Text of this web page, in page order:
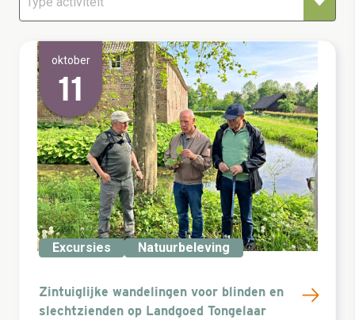
oktober
11
Excursies Natuurbeleving
Zintuiglijke wandelingen voor blinden en
slechtzienden op Landgoed Tongelaar